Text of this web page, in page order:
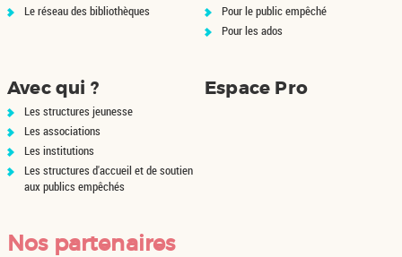
Le réseau des bibliothèques
Pour le public empêché
Pour les ados
Avec qui ?
Les structures jeunesse
Les associations
Les institutions
Les structures d'accueil et de soutien
aux publics empêchés
Espace Pro
Nos partenaires